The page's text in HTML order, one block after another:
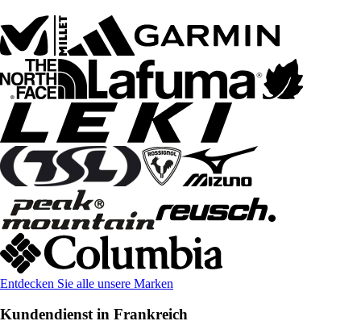
Entdecken Sie alle unsere Marken
Kundendienst in Frankreich